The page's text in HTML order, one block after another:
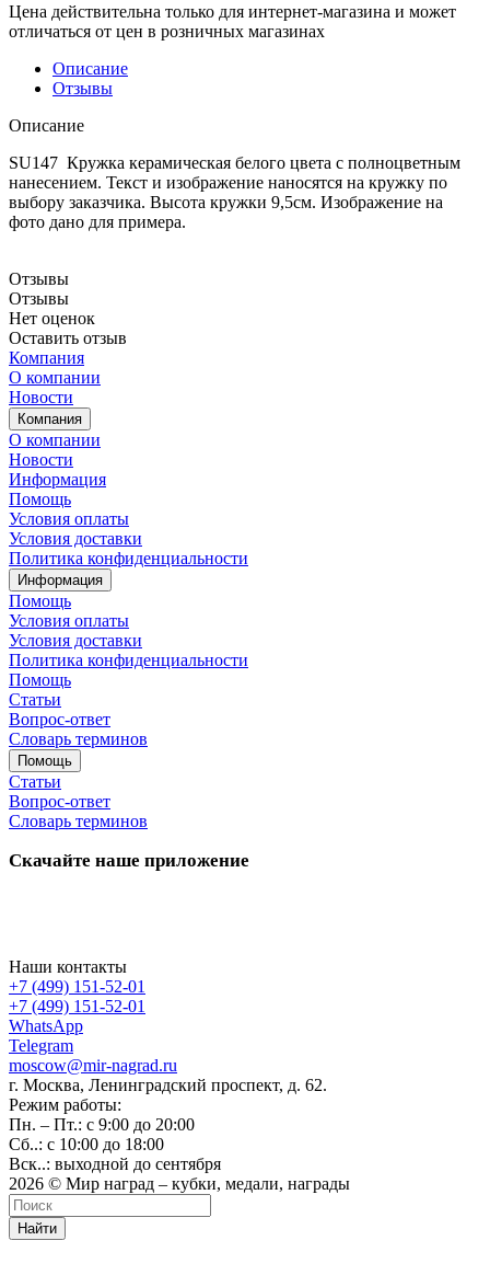
Цена действительна только для интернет-магазина и может
отличаться от цен в розничных магазинах
Описание
Отзывы
Описание
SU147 Кружка керамическая белого цвета с полноцветным
нанесением. Текст и изображение наносятся на кружку по
выбору заказчика. Высота кружки 9,5см. Изображение на
фото дано для примера.
Отзывы
Отзывы
Нет оценок
Оставить отзыв
Компания
О компании
Новости
Компания
О компании
Новости
Информация
Помощь
Условия оплаты
Условия доставки
Политика конфиденциальности
Информация
Помощь
Условия оплаты
Условия доставки
Политика конфиденциальности
Помощь
Статьи
Вопрос-ответ
Словарь терминов
Помощь
Статьи
Вопрос-ответ
Словарь терминов
Скачайте наше приложение
Наши контакты
+7 (499) 151-52-01
+7 (499) 151-52-01
WhatsApp
Telegram
moscow@mir-nagrad.ru
г. Москва, Ленинградский проспект, д. 62.
Режим работы:
Пн. – Пт.: с 9:00 до 20:00
Сб..: с 10:00 до 18:00
Вск..: выходной до сентября
2026 © Мир наград – кубки, медали, награды
Найти